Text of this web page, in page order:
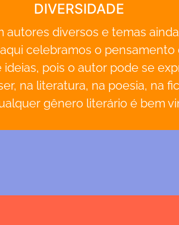
DIVERSIDADE
autores diversos e temas
celebramos o pensamento
pois o autor pode se
na literatura, na poesia, na
gênero literário é bem